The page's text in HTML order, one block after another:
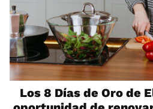
Los 8 Días de Oro de